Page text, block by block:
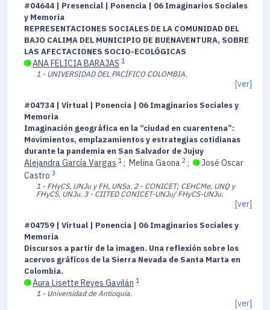
#04644 | Presencial | Ponencia | 06 Imaginarios Sociales
y Memoria
REPRESENTACIONES SOCIALES DE LA COMUNIDAD DEL
BAJO CALIMA DEL MUNICIPIO DE BUENAVENTURA, SOBRE
LAS AFECTACIONES SOCIO-ECOLÓGICAS
ANA FELICIA BARAJAS 1
1 - UNIVERSIDAD DEL PACÍFICO COLOMBIA.
[ver]
#04734 | Virtual | Ponencia | 06 Imaginarios Sociales y
Memoria
Imaginación geográfica en la “ciudad en cuarentena”:
Movimientos, emplazamientos y estrategias cotidianas
durante la pandemia en San Salvador de Jujuy
Alejandra García Vargas 1 ; Melina Gaona 2 ;
José Oscar
Castro 3
1 - FHyCS, UNJu y FH, UNSa. 2 - CONICET; CEHCMe, UNQ y
FHyCS, UNJu. 3 - CIITED CONICET-UNJu/ FHyCS-UNJu.
[ver]
#04759 | Virtual | Ponencia | 06 Imaginarios Sociales y
Memoria
Discursos a partir de la imagen. Una reflexión sobre los
acervos gráficos de la Sierra Nevada de Santa Marta en
Colombia.
Aura Lisette Reyes Gavilán 1
1 - Universidad de Antioquia.
[ver]